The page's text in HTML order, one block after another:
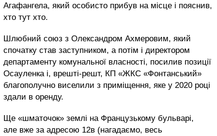
Агафангела, який особисто прибув на місце і пояснив,
хто тут хто.
Шлюбний союз з Олександром Ахмеровим, який
спочатку став заступником, а потім і директором
департаменту комунальної власності, посилив позиції
Осауленка і, врешті-решт, КП «ЖКС «Фонтанський»
благополучно виселили з приміщення, яке у 2020 році
здали в оренду.
Ще «шматочок» землі на Французькому бульварі,
але вже за адресою 12в (нагадаємо, весь